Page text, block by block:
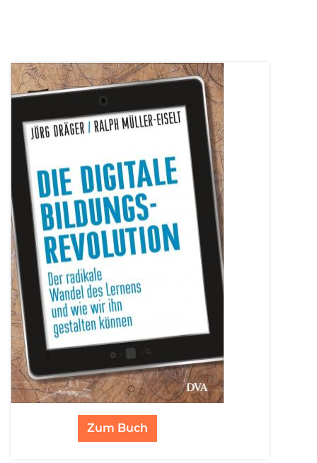
Zum Buch